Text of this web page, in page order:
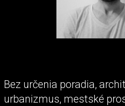
Bez určenia poradia,
urbanizmus, mestské